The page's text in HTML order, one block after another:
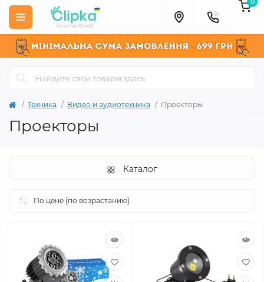
Техника Видео и аудиотехника Проекторы
Проекторы
Каталог